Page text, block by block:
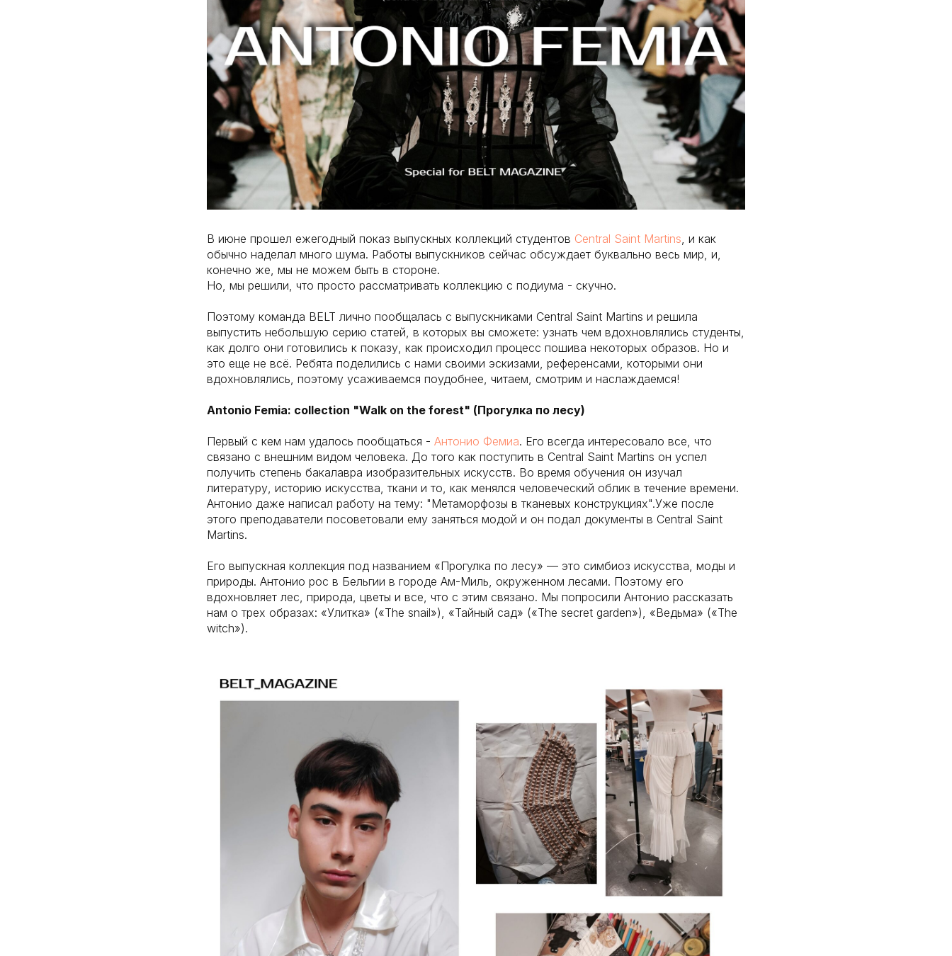
В июне прошел ежегодный показ выпускных коллекций студентов Central Saint Martins , и как
обычно наделал много шума. Работы выпускников сейчас обсуждает буквально весь мир, и,
конечно же, мы не можем быть в стороне.
Но, мы решили, что просто рассматривать коллекцию с подиума - скучно.
Поэтому команда BELT лично пообщалась с выпускниками Central Saint Martins и решила
выпустить небольшую серию статей, в которых вы сможете: узнать чем вдохновлялись студенты,
как долго они готовились к показу, как происходил процесс пошива некоторых образов. Но и
это еще не всё. Ребята поделились с нами своими эскизами, референсами, которыми они
вдохновлялись, поэтому усаживаемся поудобнее, читаем, смотрим и наслаждаемся!
Antonio Femia: collection "Walk on the forest" (Прогулка по лесу)
Первый с кем нам удалось пообщаться - Антонио Фемиа. Его всегда интересовало все, что
связано с внешним видом человека. До того как поступить в Central Saint Martins он успел
получить степень бакалавра изобразительных искусств. Во время обучения он изучал
литературу, историю искусства, ткани и то, как менялся человеческий облик в течение времени.
Антонио даже написал работу на тему: "Метаморфозы в тканевых конструкциях".Уже после
этого преподаватели посоветовали ему заняться модой и он подал документы в Central Saint
Martins.
Его выпускная коллекция под названием «Прогулка по лесу» — это симбиоз искусства, моды и
природы. Антонио рос в Бельгии в городе Ам-Миль, окруженном лесами. Поэтому его
вдохновляет лес, природа, цветы и все, что с этим связано. Мы попросили Антонио рассказать
нам о трех образах: «Улитка» («The snail»), «Тайный сад» («The secret garden»), «Ведьма» («The
witch»).